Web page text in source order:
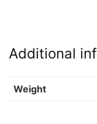
Additional
Weight